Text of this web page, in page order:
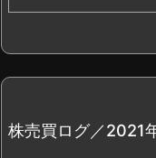
株売買ログ／2021